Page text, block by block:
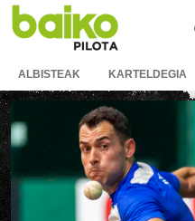
ALBISTEAK KARTELDEGIA